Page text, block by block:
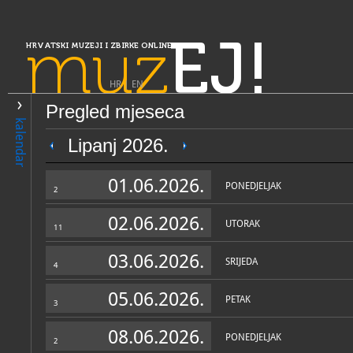
HRVATSKI MUZEJI I ZBIRKE ONLINE
muzEJ!
HR| EN
kalendar
Pregled mjeseca
Lipanj 2026.
2 01.06.2026. PONEDJELJAK
11 02.06.2026. UTORAK
4 03.06.2026. SRIJEDA
3 05.06.2026. PETAK
2 08.06.2026. PONEDJELJAK
PRETRAŽIVANJE
Slavonija, Baranja i Srijem
Mjesto sjećanja -
1991.
OPĆI PODACI